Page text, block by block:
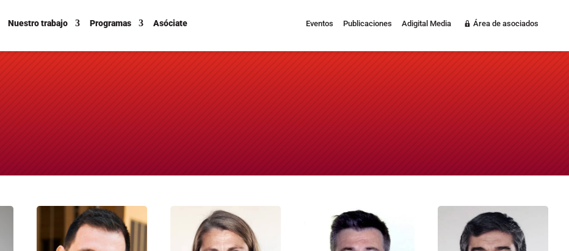
Nuestro trabajo Programas Asóciate Eventos Publicaciones Adigital Media Área de asociados